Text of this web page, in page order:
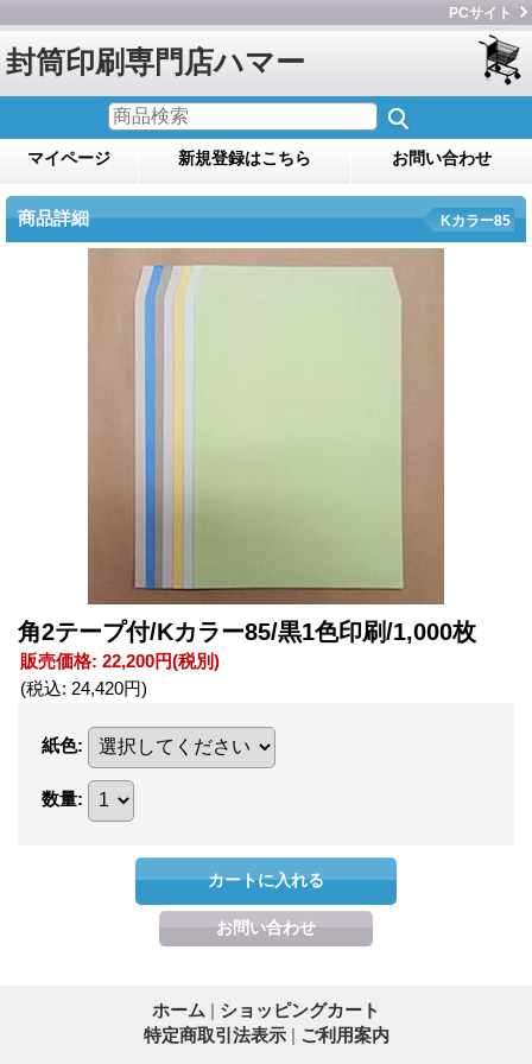
PCサイト
封筒印刷専門店ハマー
マイページ 新規登録はこちら お問い合わせ
商品詳細 Kカラー85
角2テープ付/Kカラー85/黒1色印刷/1,000枚
販売価格: 22,200円(税別)
(税込: 24,420円)
紙色:
数量:
ホーム | ショッピングカート
特定商取引法表示 | ご利用案内